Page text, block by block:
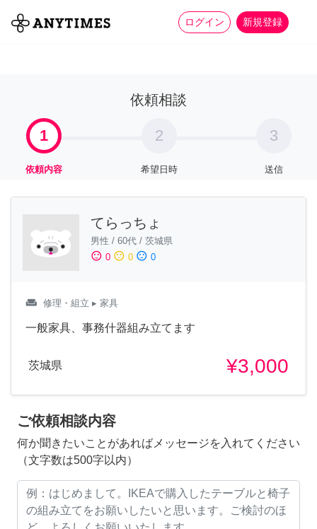
ログイン 新規登録
全て 家事 more_horiz
依頼相談
1
依頼内容
2
希望日時
3
送信
てらっちょ
男性 / 60代 / 茨城県
sentiment_satisfied 0 sentiment_neutral 0 sentiment_dissatisfied 0
weekend 修理・組立 ▸ 家具
一般家具、事務什器組み立てます
茨城県 ¥3,000
ご依頼相談内容
何か聞きたいことがあればメッセージを入れてください
（文字数は500字以内）